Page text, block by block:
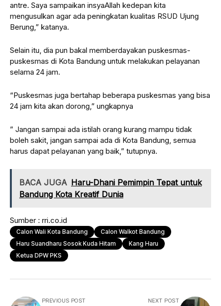
antre. Saya sampaikan insyaAllah kedepan kita
mengusulkan agar ada peningkatan kualitas RSUD Ujung
Berung,” katanya.
Selain itu, dia pun bakal memberdayakan puskesmas-
puskesmas di Kota Bandung untuk melakukan pelayanan
selama 24 jam.
“Puskesmas juga bertahap beberapa puskesmas yang bisa
24 jam kita akan dorong,” ungkapnya
” Jangan sampai ada istilah orang kurang mampu tidak
boleh sakit, jangan sampai ada di Kota Bandung, semua
harus dapat pelayanan yang baik,” tutupnya.
BACA JUGA Haru-Dhani Pemimpin Tepat untuk
Bandung Kota Kreatif Dunia
Sumber : rri.co.id
Calon Wali Kota Bandung
Calon Walkot Bandung
Haru Suandharu Sosok Kuda Hitam
Kang Haru
Ketua DPW PKS
PREVIOUS POST NEXT POST